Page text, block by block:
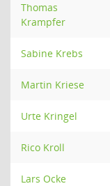
Thomas
Krampfer
Sabine Krebs
Martin Kriese
Urte Kringel
Rico Kroll
Lars Ocke